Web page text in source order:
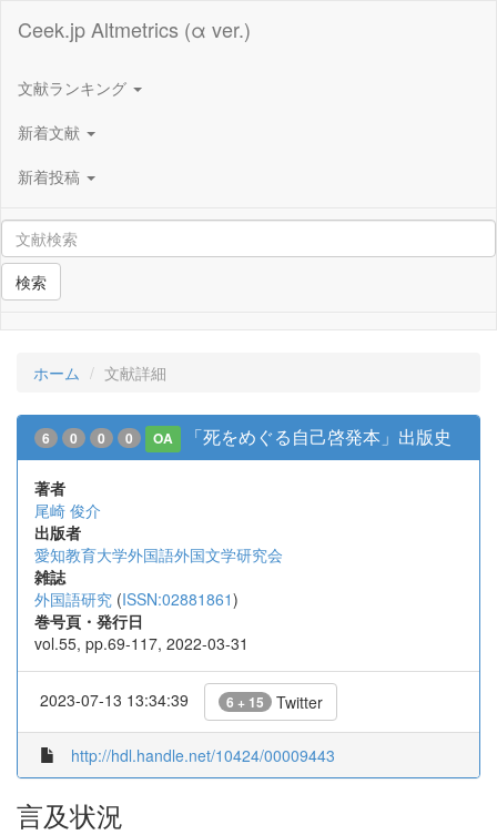
Ceek.jp Altmetrics (α ver.)
文献ランキング
新着文献
新着投稿
検索
ホーム 文献詳細
6 0 0 0 OA 「死をめぐる自己啓発本」出版史
著者
尾崎 俊介
出版者
愛知教育大学外国語外国文学研究会
雑誌
外国語研究 (ISSN:02881861)
巻号頁・発行日
vol.55, pp.69-117, 2022-03-31
2023-07-13 13:34:39 6 + 15 Twitter
http://hdl.handle.net/10424/00009443
言及状況